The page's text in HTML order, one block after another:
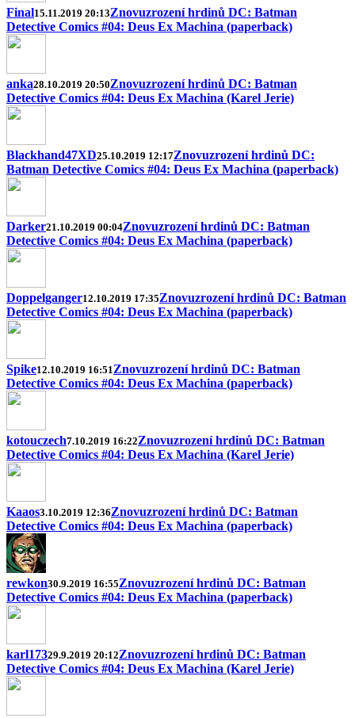
Final15.11.2019 20:13Znovuzrození hrdinů DC: Batman
Detective Comics #04: Deus Ex Machina (paperback)
anka28.10.2019 20:50Znovuzrození hrdinů DC: Batman
Detective Comics #04: Deus Ex Machina (Karel Jerie)
Blackhand47XD25.10.2019 12:17Znovuzrození hrdinů DC:
Batman Detective Comics #04: Deus Ex Machina (paperback)
Darker21.10.2019 00:04Znovuzrození hrdinů DC: Batman
Detective Comics #04: Deus Ex Machina (paperback)
Doppelganger12.10.2019 17:35Znovuzrození hrdinů DC: Batman
Detective Comics #04: Deus Ex Machina (paperback)
Spike12.10.2019 16:51Znovuzrození hrdinů DC: Batman
Detective Comics #04: Deus Ex Machina (paperback)
kotouczech7.10.2019 16:22Znovuzrození hrdinů DC: Batman
Detective Comics #04: Deus Ex Machina (Karel Jerie)
Kaaos3.10.2019 12:36Znovuzrození hrdinů DC: Batman
Detective Comics #04: Deus Ex Machina (paperback)
rewkon30.9.2019 16:55Znovuzrození hrdinů DC: Batman
Detective Comics #04: Deus Ex Machina (paperback)
karl17329.9.2019 20:12Znovuzrození hrdinů DC: Batman
Detective Comics #04: Deus Ex Machina (Karel Jerie)